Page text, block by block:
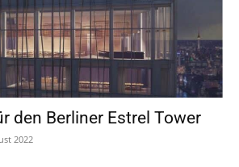
den Berliner Estrel Tower
2022